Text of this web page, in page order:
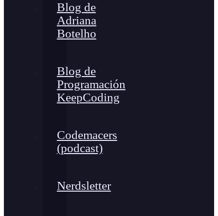
Blog de
Adriana
Botelho
Blog de
Programación
KeepCoding
Codemacers
(podcast)
Nerdsletter